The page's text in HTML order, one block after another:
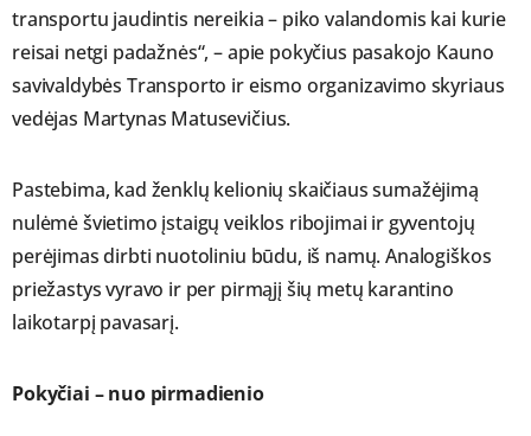
transportu jaudintis nereikia – piko valandomis kai kurie
reisai netgi padažnės“, – apie pokyčius pasakojo Kauno
savivaldybės Transporto ir eismo organizavimo skyriaus
vedėjas Martynas Matusevičius.
Pastebima, kad ženklų kelionių skaičiaus sumažėjimą
nulėmė švietimo įstaigų veiklos ribojimai ir gyventojų
perėjimas dirbti nuotoliniu būdu, iš namų. Analogiškos
priežastys vyravo ir per pirmąjį šių metų karantino
laikotarpį pavasarį.
Pokyčiai – nuo pirmadienio